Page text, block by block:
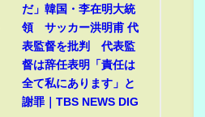
だ」韓国・李在明大統
領 サッカー洪明甫 代
表監督を批判 代表監
督は辞任表明「責任は
全て私にあります」と
謝罪｜TBS NEWS DIG